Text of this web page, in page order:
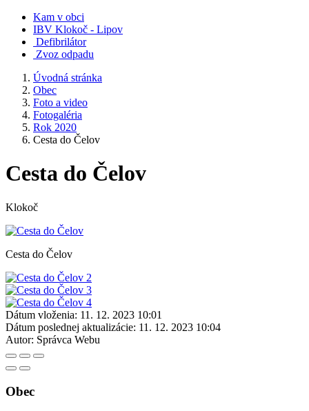
Kam v obci
IBV Klokoč - Lipov
Defibrilátor
Zvoz odpadu
Úvodná stránka
Obec
Foto a video
Fotogaléria
Rok 2020
Cesta do Čelov
Cesta do Čelov
Klokoč
Cesta do Čelov
Dátum vloženia: 11. 12. 2023 10:01
Dátum poslednej aktualizácie: 11. 12. 2023 10:04
Autor: Správca Webu
Obec